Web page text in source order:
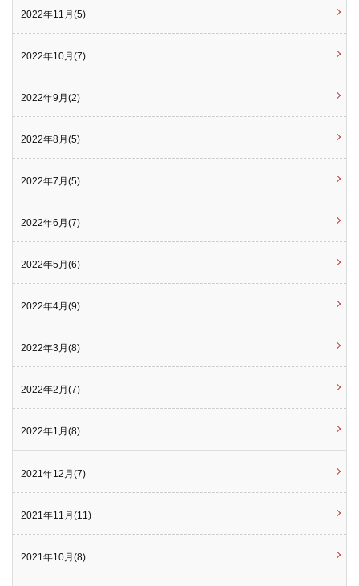
2022年11月(5)
2022年10月(7)
2022年9月(2)
2022年8月(5)
2022年7月(5)
2022年6月(7)
2022年5月(6)
2022年4月(9)
2022年3月(8)
2022年2月(7)
2022年1月(8)
2021年12月(7)
2021年11月(11)
2021年10月(8)